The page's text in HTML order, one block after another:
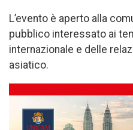
L’evento è aperto alla
pubblico interessato ai
internazionale e delle
asiatico.